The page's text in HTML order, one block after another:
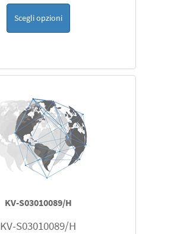
Scegli opzioni
KV-S03010089/H
KV-S03010089/H